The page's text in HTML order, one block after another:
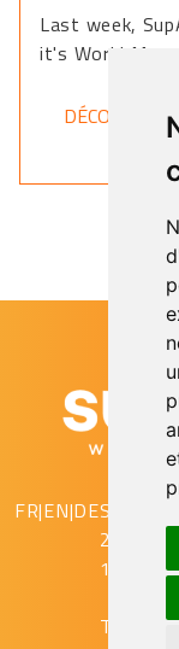
Last week,
it's World Map.
DÉCOUVRIR
FR|EN|DE
2 rue
10430
T. (+33)